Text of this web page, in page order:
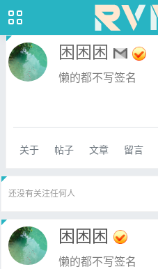
困困困
懒的都不写签名
关于 帖子 文章 留言
还没有关注任何人
困困困
懒的都不写签名